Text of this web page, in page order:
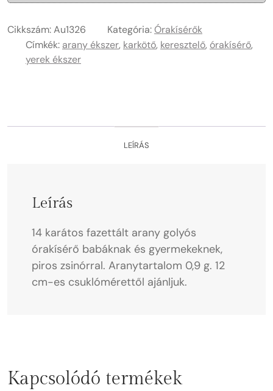
Cikkszám:Au1326 Kategória:Órakísérők
Címkék: arany ékszer, karkötő, keresztelő, órakísérő,
yerek ékszer
LEÍRÁS
Leírás
14 karátos fazettált arany golyós
órakísérő babáknak és gyermekeknek,
piros zsinórral. Aranytartalom 0,9 g. 12
cm-es csuklómérettől ajánljuk.
Kapcsolódó termékek